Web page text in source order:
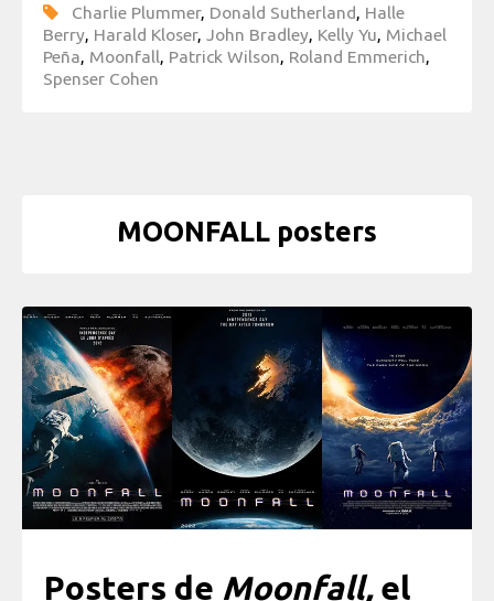
Charlie Plummer, Donald Sutherland, Halle
Berry, Harald Kloser, John Bradley, Kelly Yu, Michael
Peña, Moonfall, Patrick Wilson, Roland Emmerich,
Spenser Cohen
MOONFALL posters
Posters de Moonfall, el